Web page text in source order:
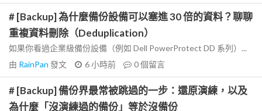
# [Backup] 為什麼備份設備可以塞進 30 倍的資料？聊聊
重複資料刪除（Deduplication）
如果你看過企業級備份設備（例如 Dell PowerProtect DD 系列）...
由 RainPan 發文 6 小時前 0個留言
# [Backup] 備份界最常被跳過的一步：還原演練，以及
為什麼「沒演練過的備份」等於沒備份